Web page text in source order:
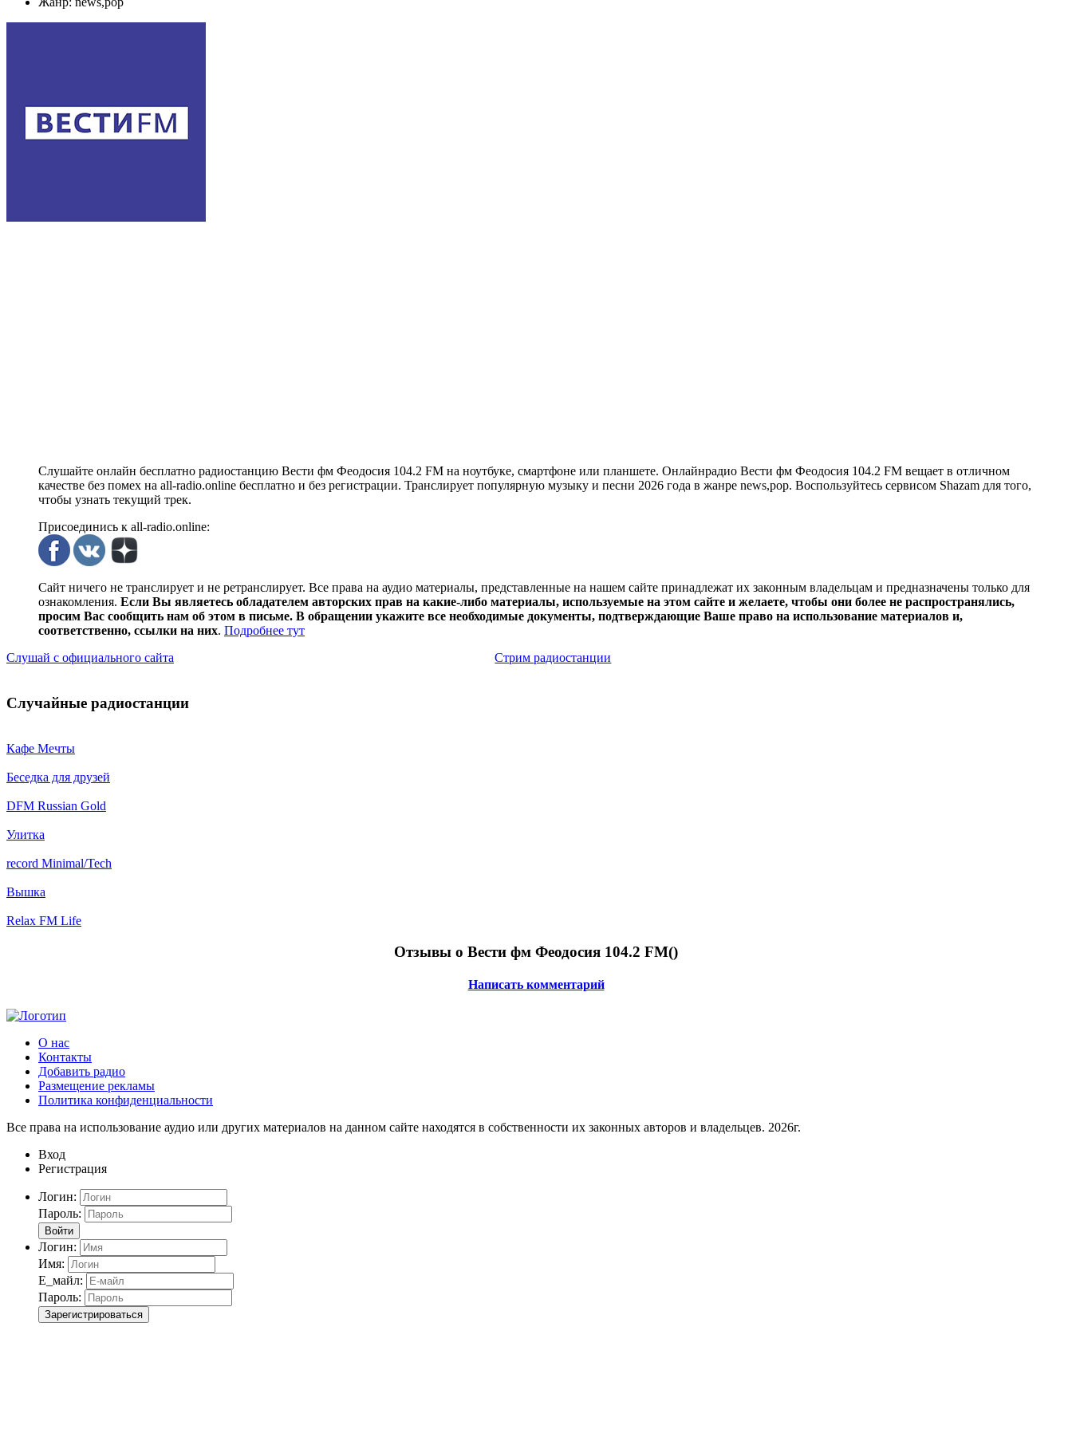
Слушайте онлайн бесплатно радиостанцию Вести фм Феодосия 104.2 FM на ноутбуке, смартфоне или планшете. Онлайнрадио Вести фм Феодосия 104.2 FM вещает в отличном
качестве без помех на all-radio.online бесплатно и без регистрации. Транслирует популярную музыку и песни 2026 года в жанре news,pop. Воспользуйтесь сервисом Shazam для того,
чтобы узнать текущий трек.
Присоединись к all-radio.online:
Сайт ничего не транслирует и не ретранслирует. Все права на аудио материалы, представленные на нашем сайте принадлежат их законным владельцам и предназначены только для
ознакомления. Если Вы являетесь обладателем авторских прав на какие-либо материалы, используемые на этом сайте и желаете, чтобы они более не распространялись,
просим Вас сообщить нам об этом в письме. В обращении укажите все необходимые документы, подтверждающие Ваше право на использование материалов и,
соответственно, ссылки на них. Подробнее тут
Слушай с официального сайта
Стрим радиостанции
Случайные радиостанции
Кафе Мечты
Беседка для друзей
DFM Russian Gold
Улитка
record Minimal/Tech
Вышка
Relax FM Life
Отзывы о Вести фм Феодосия 104.2 FM()
Написать комментарий
О нас
Контакты
Добавить радио
Размещение рекламы
Политика конфиденциальности
Все права на использование аудио или других материалов на данном сайте находятся в собственности их законных авторов и владельцев. 2026г.
Вход
Регистрация
Логин:
Пароль:
Войти
Логин:
Имя:
Е_майл:
Пароль:
Зарегистрироваться